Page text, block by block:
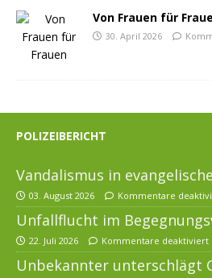
Von Frauen für
30. April 2026
POLIZEIBERICHT
Vandalismus in
03. August 2026 Kommentare
Unfallflucht im
22. Juli 2026 Kommentare deaktiviert
Unbekannter unterschlägt